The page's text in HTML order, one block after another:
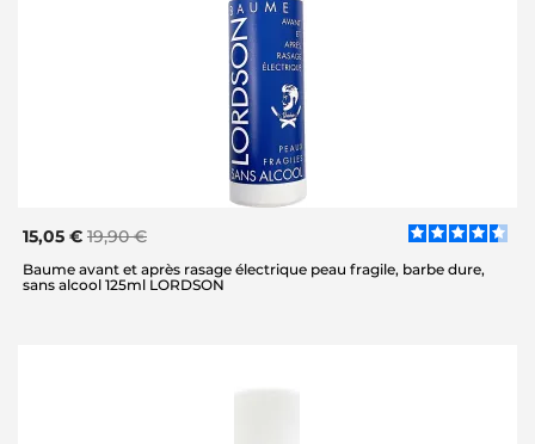
15,05 € 19,90 €
Baume avant et après rasage électrique peau fragile, barbe dure,
sans alcool 125ml LORDSON